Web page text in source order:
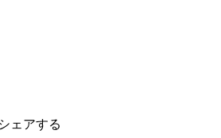
シェアする